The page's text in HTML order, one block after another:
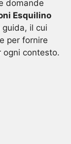
domande
Esquilino
il cui
per fornire
ogni contesto.